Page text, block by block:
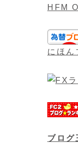
HFM
にほん
ブログ